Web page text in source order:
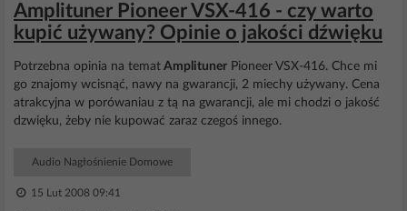
Amplituner Pioneer VSX-416 - czy warto
kupić używany? Opinie o jakości dźwięku
Potrzebna opinia na temat Amplituner Pioneer VSX-416. Chce mi
go znajomy wcisnąć, nawy na gwarancji, 2 miechy używany. Cena
atrakcyjna w porówaniau z tą na gwarancji, ale mi chodzi o jakość
dzwięku, żeby nie kupować zaraz czegoś innego.
Audio Nagłośnienie Domowe
15 Lut 2008 09:41